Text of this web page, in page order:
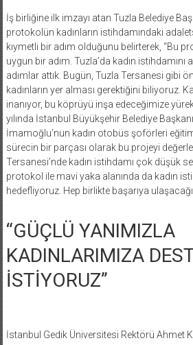
İş birliğine ilk imzayı atan Tuzla Belediye
protokolün kadınların istihdamındaki
kıymetli bir adım olduğunu belirterek, “Bu
uygun bir adım. Tuzla’da kadın
adımlar attık. Bugün, Tuzla Tersanesi gibi
kadınların yer alması gerektiğini biliyoruz.
inanıyor, bu köprüyü inşa edeceğimize
yılında İstanbul Büyükşehir Belediye
İmamoğlu’nun kadın otobüs şoförleri
sürecin bir parçası olarak bu projeyi
Tersanesi’nde kadın istihdamı çok düşük
protokol ile mavi yaka alanında da kadın
hedefliyoruz. Hep birlikte başarıya
“GÜÇLÜ YANIMIZLA
KADINLARIMIZA
İSTİYORUZ”
İstanbul Gedik Üniversitesi Rektörü Ahmet